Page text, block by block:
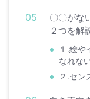
〇〇がな
２つを解
１.絵や
なれな
２.セン